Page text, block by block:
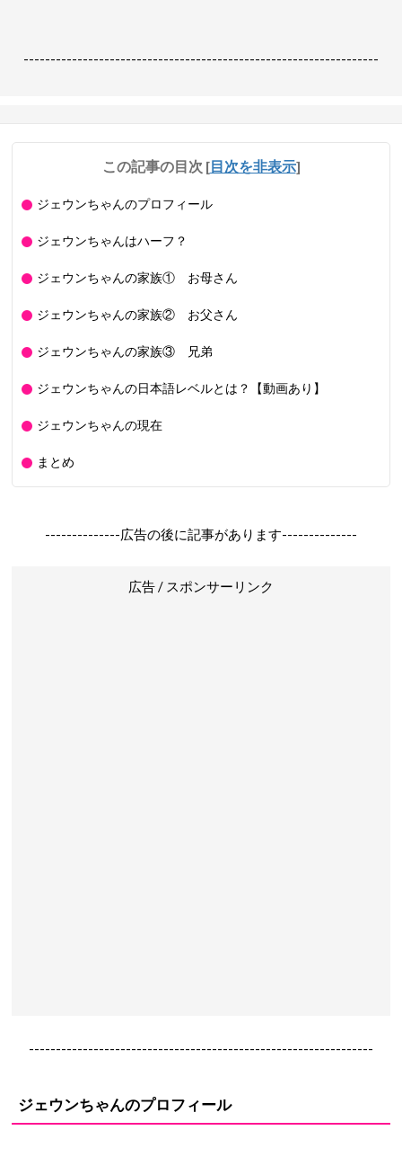
------------------------------------------------------------------
この記事の目次 [目次を非表示]
ジェウンちゃんのプロフィール
ジェウンちゃんはハーフ？
ジェウンちゃんの家族① お母さん
ジェウンちゃんの家族② お父さん
ジェウンちゃんの家族③ 兄弟
ジェウンちゃんの日本語レベルとは？【動画あり】
ジェウンちゃんの現在
まとめ
--------------広告の後に記事があります--------------
広告 / スポンサーリンク
----------------------------------------------------------------
ジェウンちゃんのプロフィール